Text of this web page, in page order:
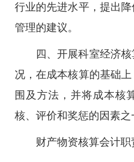
行业的先进水平，提出
管理的建议。
四、开展科室经济
况，在成本核算的基础
围及方法，并将成本核
核、评价和奖惩的因素之
财产物资核算会计职